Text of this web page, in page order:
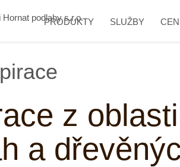
PRODUKTY SLUŽBY
z
a